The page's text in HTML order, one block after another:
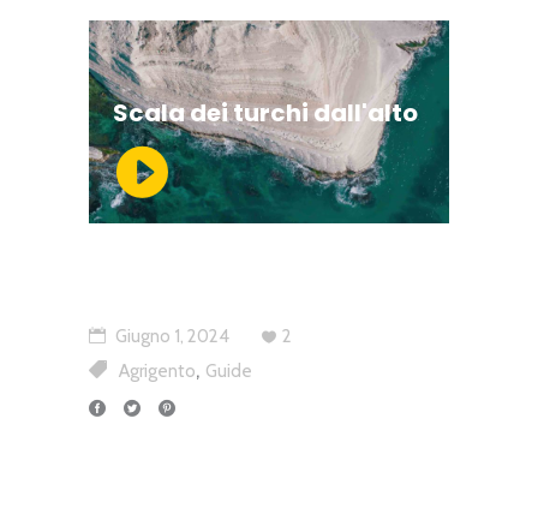
Scala dei turchi dall'alto
Giugno 1, 2024
2
Agrigento, Guide